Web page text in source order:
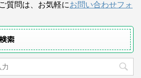
質問は、お気軽にお問い合わせフォ
索